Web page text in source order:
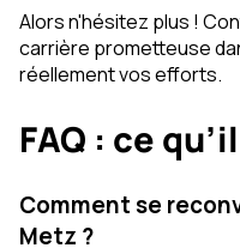
Alors n'hésitez plus !
carrière prometteuse
réellement vos efforts.
FAQ : ce
Comment se
Metz ?